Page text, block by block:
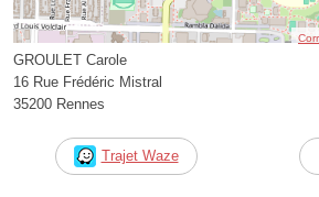
GROULET Carole
16 Rue Frédéric Mistral
35200 Rennes
Trajet Waze